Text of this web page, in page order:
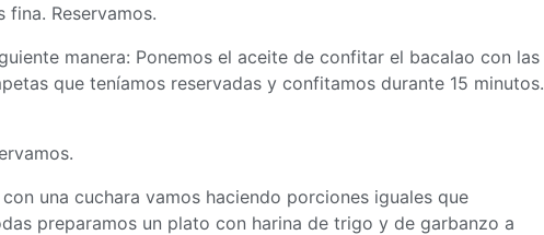
Reservamos.
manera: Ponemos el aceite de confitar el bacalao con las
que teníamos reservadas y confitamos durante 15 minutos.
una cuchara vamos haciendo porciones iguales que
preparamos un plato con harina de trigo y de garbanzo a